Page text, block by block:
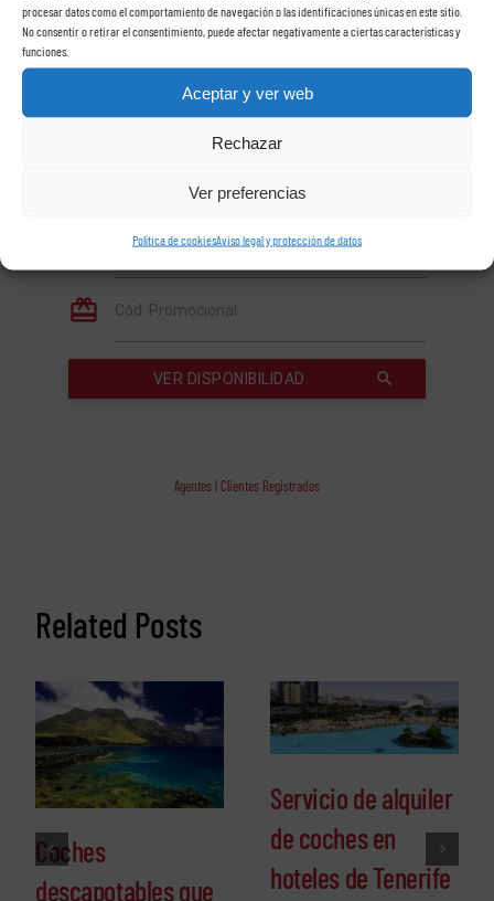
procesar datos como el comportamiento de navegación o las identificaciones únicas en este sitio.
No consentir o retirar el consentimiento, puede afectar negativamente a ciertas características y
funciones.
Aceptar y ver web
Rechazar
Ver preferencias
Política de cookiesAviso legal y protección de datos
Agentes | Clientes Registrados
Related Posts
Coches
descapotables que
Servicio de alquiler
de coches en
hoteles de Tenerife